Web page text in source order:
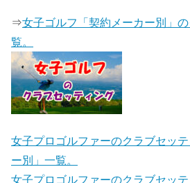
⇒女子ゴルフ「契約メーカー別」
覧。
女子プロゴルファーのクラブセッ
ー別」一覧。
女子プロゴルファーのクラブセッ